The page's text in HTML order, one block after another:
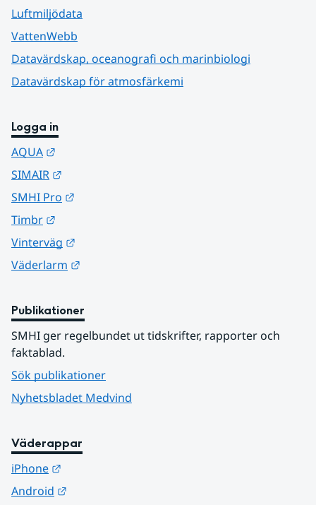
Luftmiljödata
VattenWebb
Datavärdskap, oceanografi och marinbiologi
Datavärdskap för atmosfärkemi
Logga in
AQUA
SIMAIR
SMHI Pro
Timbr
Vinterväg
Väderlarm
Publikationer
SMHI ger regelbundet ut tidskrifter, rapporter och
faktablad.
Sök publikationer
Nyhetsbladet Medvind
Väderappar
iPhone
Android